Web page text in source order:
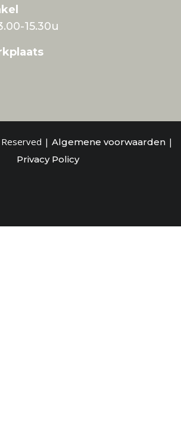
15.30u
| Algemene voorwaarden |
Privacy Policy